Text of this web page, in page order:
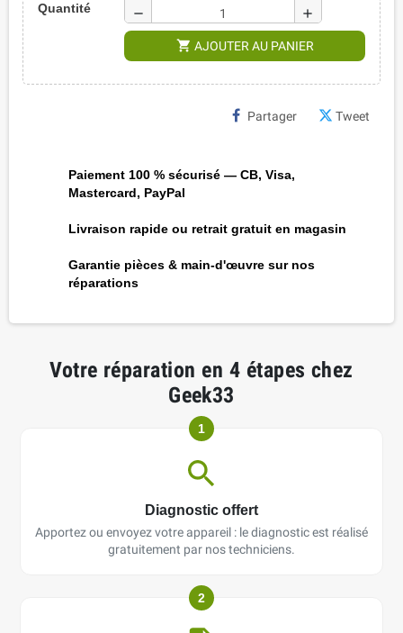
Quantité remove add
shopping_cart AJOUTER AU PANIER
Partager Tweet
Paiement 100 % sécurisé — CB, Visa,
Mastercard, PayPal
Livraison rapide ou retrait gratuit en magasin
Garantie pièces & main-d'œuvre sur nos
réparations
Votre réparation en 4 étapes chez
Geek33
1
Diagnostic offert
Apportez ou envoyez votre appareil : le diagnostic est réalisé
gratuitement par nos techniciens.
2